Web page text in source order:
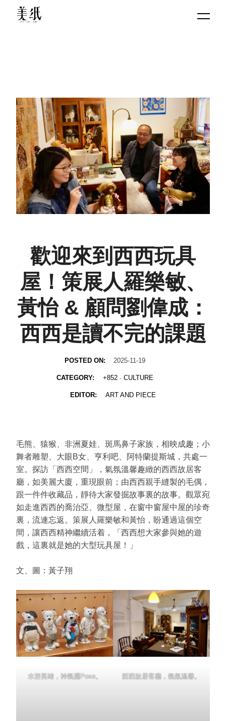
歡迎來到西西玩具
屋！策展人羅樂敏、
黃怡 & 顧問劉偉成：
西西是讀不完的課題
POSTED ON: 2025-11-19
CATEGORY: +852· CULTURE
EDITOR: ART AND PIECE
毛熊、猿猴、非洲夏娃、斑馬鼻子家族，相映成趣；小
舞者雕塑、大眼B女、亨利吧、阿特蘭提斯城，共處一
室。探訪「西西空間」，氣氛溫馨趣緻的西西故居客
廳，如美麗大廈，重現眼前；由西西親手縫製的毛偶，
跟一件件收藏品，靜待大家發掘故事裏的故事。觀眾宛
如走進西西的喬治亞、微型屋，在窗中窗屋中屋的珍奇
裏，流連忘返。策展人羅樂敏和黃怡，盼通過這個空
間，讓西西精神繼續活着，「西西想大家參與她的遊
戲，這裏就是她的大型玩具屋！」
文、圖：黃子翔
水滸英雄，神氣擺Pose。 西西故居客廳，氣氛溫馨。